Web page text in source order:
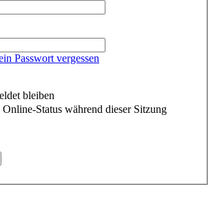
Passwort vergessen
bleiben
Status während dieser Sitzung